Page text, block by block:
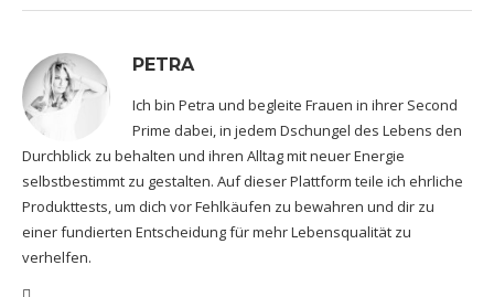
PETRA
Ich bin Petra und begleite Frauen in ihrer Second
Prime dabei, in jedem Dschungel des Lebens den
Durchblick zu behalten und ihren Alltag mit neuer Energie
selbstbestimmt zu gestalten. Auf dieser Plattform teile ich ehrliche
Produkttests, um dich vor Fehlkäufen zu bewahren und dir zu
einer fundierten Entscheidung für mehr Lebensqualität zu
verhelfen.